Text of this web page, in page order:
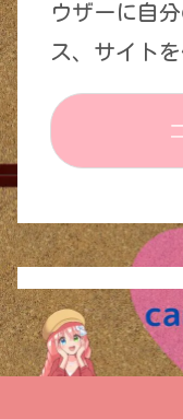
ウザーに自
ス、サイトを